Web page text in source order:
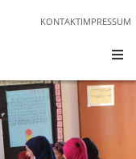
KONTAKTIMPRESSUM